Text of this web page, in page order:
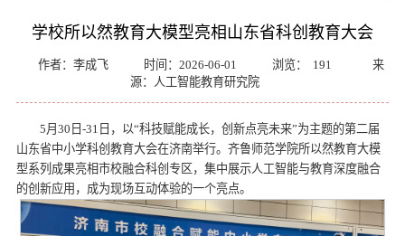
学校所以然教育大模型亮相山东省科创教育大会
作者：李成飞 时间：2026-06-01 浏览： 191
来
源：人工智能教育研究院
5月30日-31日，以“科技赋能成长，创新点亮未来”为主题的第二届
山东省中小学科创教育大会在济南举行。齐鲁师范学院所以然教育大模
型系列成果亮相市校融合科创专区，集中展示人工智能与教育深度融合
的创新应用，成为现场互动体验的一个亮点。